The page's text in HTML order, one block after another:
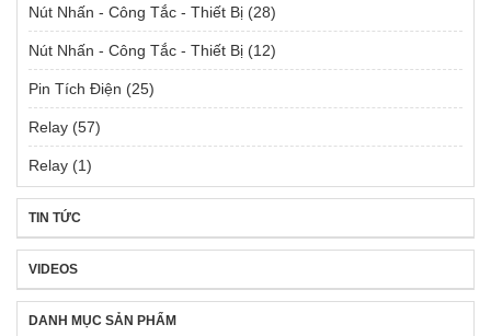
Nút Nhấn - Công Tắc - Thiết Bị (28)
Nút Nhấn - Công Tắc - Thiết Bị (12)
Pin Tích Điện (25)
Relay (57)
Relay (1)
TIN TỨC
VIDEOS
DANH MỤC SẢN PHẨM